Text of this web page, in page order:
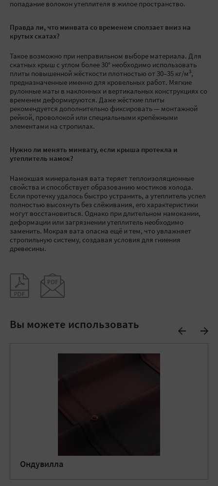
попадание волокон утеплителя в жилое пространство.
Правда ли, что минвата со временем сползает вниз на
крутых скатах?
Такое возможно при неправильном выборе материала. Для
скатных крыш с углом более 30° необходимо использовать
плиты повышенной жёсткости плотностью от 30–35 кг/м3,
предназначенные именно для кровельных работ. Мягкие
рулонные маты в наклонных и вертикальных конструкциях со
временем деформируются. Даже жёсткие плиты
рекомендуется дополнительно фиксировать — монтажной
рейкой, проволокой или специальными крепёжными
элементами на стропилах.
Нужно ли менять минвату, если крыша протекла и
утеплитель намок?
Намокшая минеральная вата теряет теплоизоляционные
свойства и способствует образованию мостиков холода.
Если протечку удалось быстро устранить, а утеплитель успел
полностью высохнуть без слёживания, его характеристики
могут восстановиться. Однако при длительном намокании,
деформации или загрязнении утеплитель необходимо
заменить. Мокрая вата опасна ещё и тем, что увлажняет
стропильную систему, создавая условия для гниения
древесины.
Вы можете использовать
Ондувилла